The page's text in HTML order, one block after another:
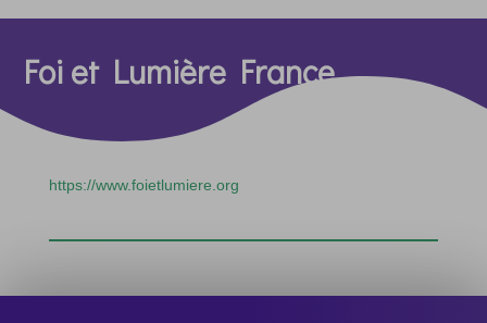
Foi et Lumière France
https://www.foietlumiere.org